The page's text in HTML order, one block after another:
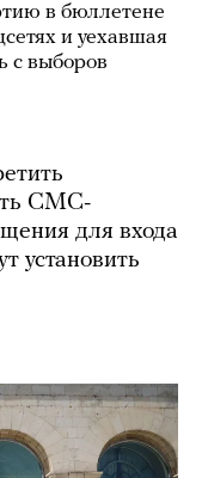
в бюллетене
и уехавшая
с выборов
СМС-
для входа
установить